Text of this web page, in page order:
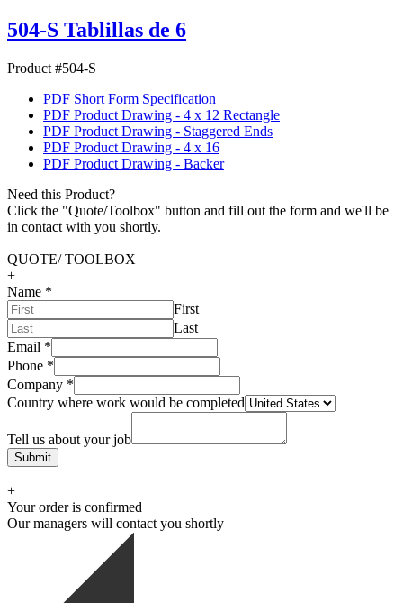
504-S Tablillas de 6
Product #504-S
PDF Short Form Specification
PDF Product Drawing - 4 x 12 Rectangle
PDF Product Drawing - Staggered Ends
PDF Product Drawing - 4 x 16
PDF Product Drawing - Backer
Need this Product?
Click the "Quote/Toolbox" button and fill out the form and we'll be
in contact with you shortly.
QUOTE/ TOOLBOX
+
Name *
First
Last
Email *
Phone *
Company *
Country where work would be completed
Tell us about your job
Submit
+
Your order is confirmed
Our managers will contact you shortly